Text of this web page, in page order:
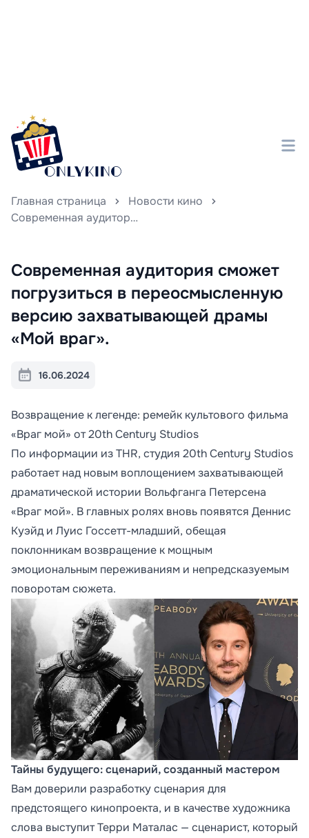
Главная страница
Новости кино
Современная аудитория сможет погрузиться в переосмысленную версию захватывающей драмы «Мой враг».
Современная аудитория сможет
погрузиться в переосмысленную
версию захватывающей драмы
«Мой враг».
16.06.2024
Возвращение к легенде: ремейк культового фильма
«Враг мой» от 20th Century Studios
По информации из THR, студия 20th Century Studios
работает над новым воплощением захватывающей
драматической истории Вольфганга Петерсена
«Враг мой». В главных ролях вновь появятся Деннис
Куэйд и Луис Госсетт-младший, обещая
поклонникам возвращение к мощным
эмоциональным переживаниям и непредсказуемым
поворотам сюжета.
Тайны будущего: сценарий, созданный мастером
Вам доверили разработку сценария для
предстоящего кинопроекта, и в качестве художника
слова выступит Терри Маталас — сценарист, который